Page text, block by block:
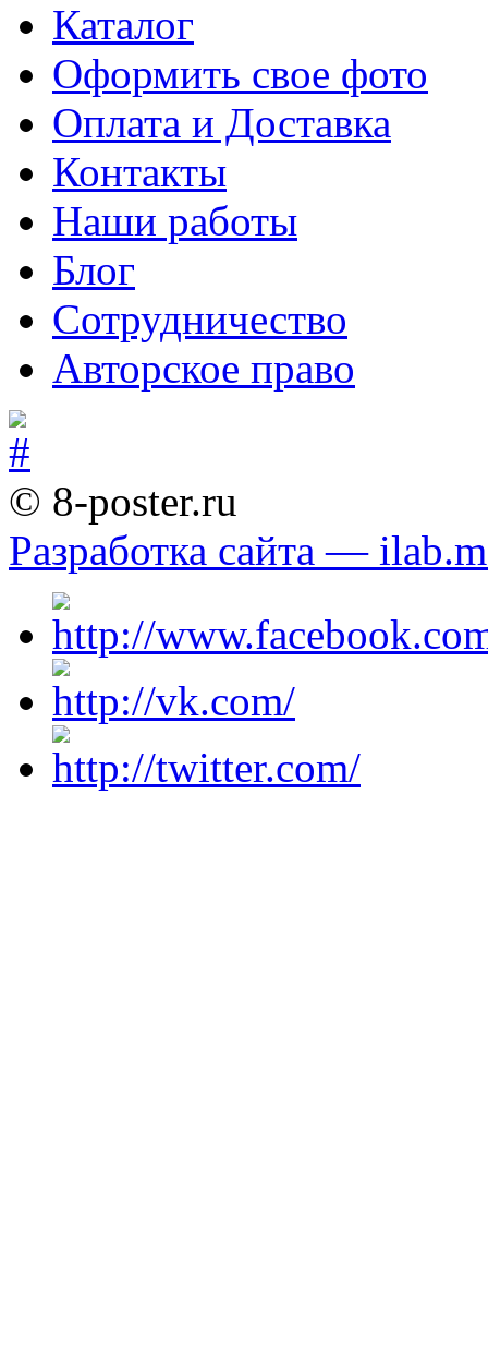
Каталог
Оформить свое фото
Оплата и Доставка
Контакты
Наши работы
Блог
Сотрудничество
Авторское право
© 8-poster.ru
Разработка сайта —